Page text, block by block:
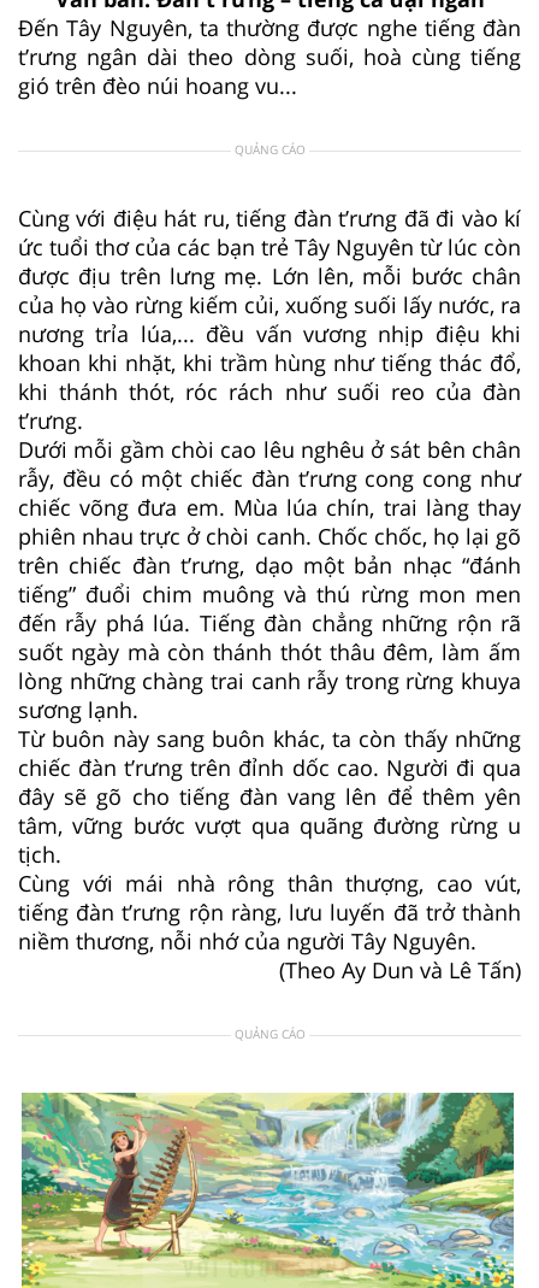
Đến Tây Nguyên, ta thường được nghe tiếng đàn
t’rưng ngân dài theo dòng suối, hoà cùng tiếng
gió trên đèo núi hoang vu...
QUẢNG CÁO
Cùng với điệu hát ru, tiếng đàn t’rưng đã đi vào kí
ức tuổi thơ của các bạn trẻ Tây Nguyên từ lúc còn
được địu trên lưng mẹ. Lớn lên, mỗi bước chân
của họ vào rừng kiếm củi, xuống suối lấy nước, ra
nương trỉa lúa,... đều vấn vương nhịp điệu khi
khoan khi nhặt, khi trầm hùng như tiếng thác đổ,
khi thánh thót, róc rách như suối reo của đàn
t’rưng.
Dưới mỗi gầm chòi cao lêu nghêu ở sát bên chân
rẫy, đều có một chiếc đàn t’rưng cong cong như
chiếc võng đưa em. Mùa lúa chín, trai làng thay
phiên nhau trực ở chòi canh. Chốc chốc, họ lại gõ
trên chiếc đàn t’rưng, dạo một bản nhạc “đánh
tiếng” đuổi chim muông và thú rừng mon men
đến rẫy phá lúa. Tiếng đàn chẳng những rộn rã
suốt ngày mà còn thánh thót thâu đêm, làm ấm
lòng những chàng trai canh rẫy trong rừng khuya
sương lạnh.
Từ buôn này sang buôn khác, ta còn thấy những
chiếc đàn t’rưng trên đỉnh dốc cao. Người đi qua
đây sẽ gõ cho tiếng đàn vang lên để thêm yên
tâm, vững bước vượt qua quãng đường rừng u
tịch.
Cùng với mái nhà rông thân thượng, cao vút,
tiếng đàn t’rưng rộn ràng, lưu luyến đã trở thành
niềm thương, nỗi nhớ của người Tây Nguyên.
(Theo Ay Dun và Lê Tấn)
QUẢNG CÁO